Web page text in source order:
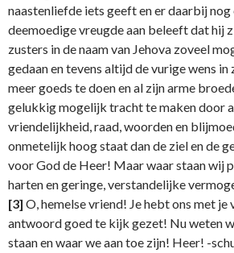
naastenliefde iets geeft en er daarbij nog
deemoedige vreugde aan beleeft dat hij
zusters in de naam van Jehova zoveel
gedaan en tevens altijd de vurige wens in
meer goeds te doen en al zijn arme
gelukkig mogelijk tracht te maken door
vriendelijkheid, raad, woorden en
onmetelijk hoog staat dan de ziel en de
voor God de Heer! Maar waar staan wij
harten en geringe, verstandelijke
[3] O, hemelse vriend! Je hebt ons met je
antwoord goed te kijk gezet! Nu weten
staan en waar we aan toe zijn! Heer! -